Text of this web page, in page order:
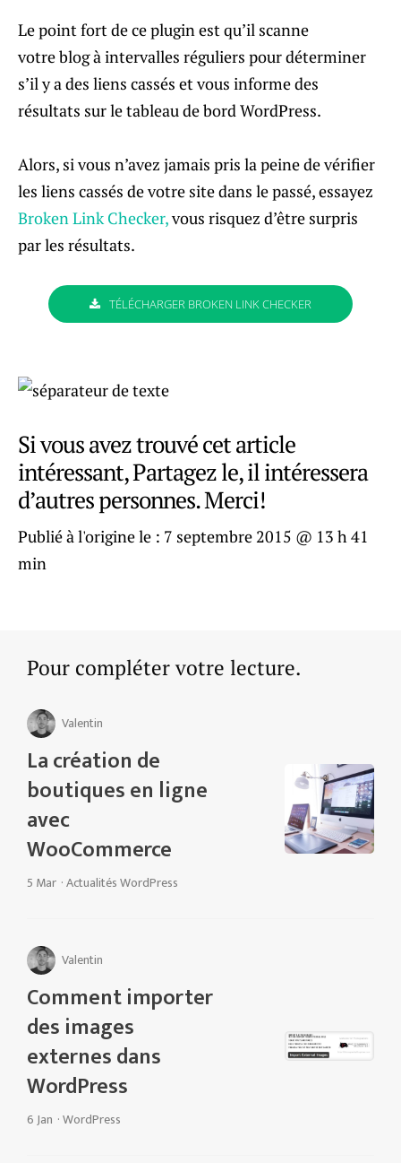
Le point fort de ce plugin est qu’il scanne
votre blog à intervalles réguliers pour déterminer
s’il y a des liens cassés et vous informe des
résultats sur le tableau de bord WordPress.
Alors, si vous n’avez jamais pris la peine de vérifier
les liens cassés de votre site dans le passé, essayez
Broken Link Checker,vous risquez d’être surpris
par les résultats.
TÉLÉCHARGER BROKEN LINK CHECKER
Si vous avez trouvé cet article
intéressant, Partagez le, il intéressera
d’autres personnes. Merci!
Publié à l'origine le : 7 septembre 2015 @ 13 h 41
min
Pour compléter votre lecture.
Valentin
La création de
boutiques en ligne
avec
WooCommerce
5 Mar ·ActualitésWordPress
Valentin
Comment importer
des images
externes dans
WordPress
6 Jan ·WordPress